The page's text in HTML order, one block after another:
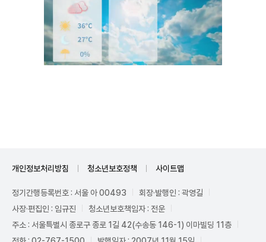
개인정보처리방침 청소년보호정책 사이트맵
정기간행등록번호 : 서울 아 00493
회장·발행인 : 곽영길
사장·편집인 : 임규진
청소년보호책임자 : 전운
주소 : 서울특별시 종로구 종로 1길 42(수송동 146-1) 이마빌딩 11층